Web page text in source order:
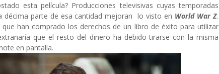
esta película? Producciones televisivas cuyas temporadas
décima parte de esa cantidad mejoran lo visto en World War Z.
han comprado los derechos de un libro de éxito para utilizar
que el resto del dinero ha debido tirarse con la misma
en pantalla.